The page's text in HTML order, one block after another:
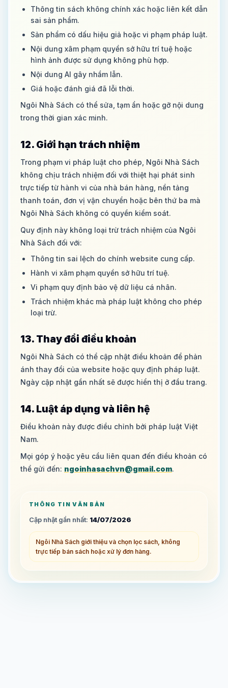
Thông tin sách không chính xác hoặc liên kết dẫn
sai sản phẩm.
Sản phẩm có dấu hiệu giả hoặc vi phạm pháp luật.
Nội dung xâm phạm quyền sở hữu trí tuệ hoặc
hình ảnh được sử dụng không phù hợp.
Nội dung AI gây nhầm lẫn.
Giá hoặc đánh giá đã lỗi thời.
Ngôi Nhà Sách có thể sửa, tạm ẩn hoặc gỡ nội dung
trong thời gian xác minh.
12. Giới hạn trách nhiệm
Trong phạm vi pháp luật cho phép, Ngôi Nhà Sách
không chịu trách nhiệm đối với thiệt hại phát sinh
trực tiếp từ hành vi của nhà bán hàng, nền tảng
thanh toán, đơn vị vận chuyển hoặc bên thứ ba mà
Ngôi Nhà Sách không có quyền kiểm soát.
Quy định này không loại trừ trách nhiệm của Ngôi
Nhà Sách đối với:
Thông tin sai lệch do chính website cung cấp.
Hành vi xâm phạm quyền sở hữu trí tuệ.
Vi phạm quy định bảo vệ dữ liệu cá nhân.
Trách nhiệm khác mà pháp luật không cho phép
loại trừ.
13. Thay đổi điều khoản
Ngôi Nhà Sách có thể cập nhật điều khoản để phản
ánh thay đổi của website hoặc quy định pháp luật.
Ngày cập nhật gần nhất sẽ được hiển thị ở đầu trang.
14. Luật áp dụng và liên hệ
Điều khoản này được điều chỉnh bởi pháp luật Việt
Nam.
Mọi góp ý hoặc yêu cầu liên quan đến điều khoản có
thể gửi đến: ngoinhasachvn@gmail.com.
THÔNG TIN VĂN BẢN
Cập nhật gần nhất: 14/07/2026
Ngôi Nhà Sách giới thiệu và chọn lọc sách, không
trực tiếp bán sách hoặc xử lý đơn hàng.